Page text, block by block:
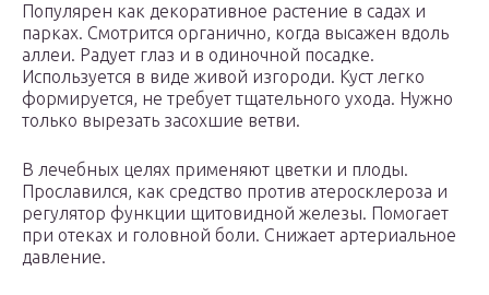
Популярен как декоративное растение в садах и
парках. Смотрится органично, когда высажен вдоль
аллеи. Радует глаз и в одиночной посадке.
Используется в виде живой изгороди. Куст легко
формируется, не требует тщательного ухода. Нужно
только вырезать засохшие ветви.
В лечебных целях применяют цветки и плоды.
Прославился, как средство против атеросклероза и
регулятор функции щитовидной железы. Помогает
при отеках и головной боли. Снижает артериальное
давление.